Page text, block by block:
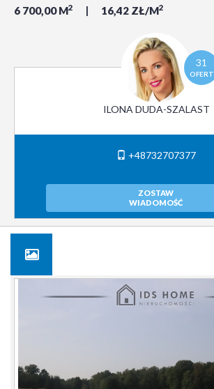
6 700,00 M2 16,42 ZŁ/M2
31
OFERT
ILONA DUDA-SZALAST
+48732707377
ZOSTAW
WIADOMOŚĆ